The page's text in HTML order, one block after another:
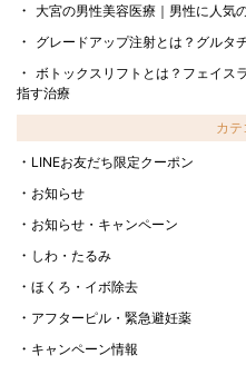
大宮の男性美容医療｜男性に人気
グレードアップ注射とは？グルタ
ボトックスリフトとは？フェイス
指す治療
カテ
LINEお友だち限定クーポン
お知らせ
お知らせ・キャンペーン
しわ・たるみ
ほくろ・イボ除去
アフターピル・緊急避妊薬
キャンペーン情報